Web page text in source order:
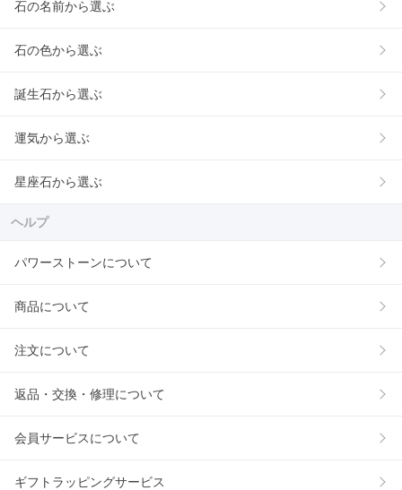
石の名前から選ぶ
石の色から選ぶ
誕生石から選ぶ
運気から選ぶ
星座石から選ぶ
ヘルプ
パワーストーンについて
商品について
注文について
返品・交換・修理について
会員サービスについて
ギフトラッピングサービス